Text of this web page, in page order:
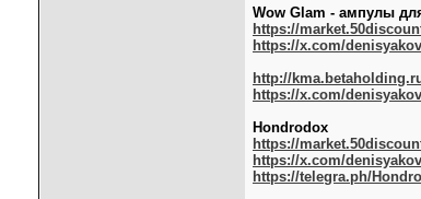
Wow Glam - ампулы
https://
https://x.com/
http://
https://x.com/
Hondrodox
https://
https://x.com/
https://telegra.ph/